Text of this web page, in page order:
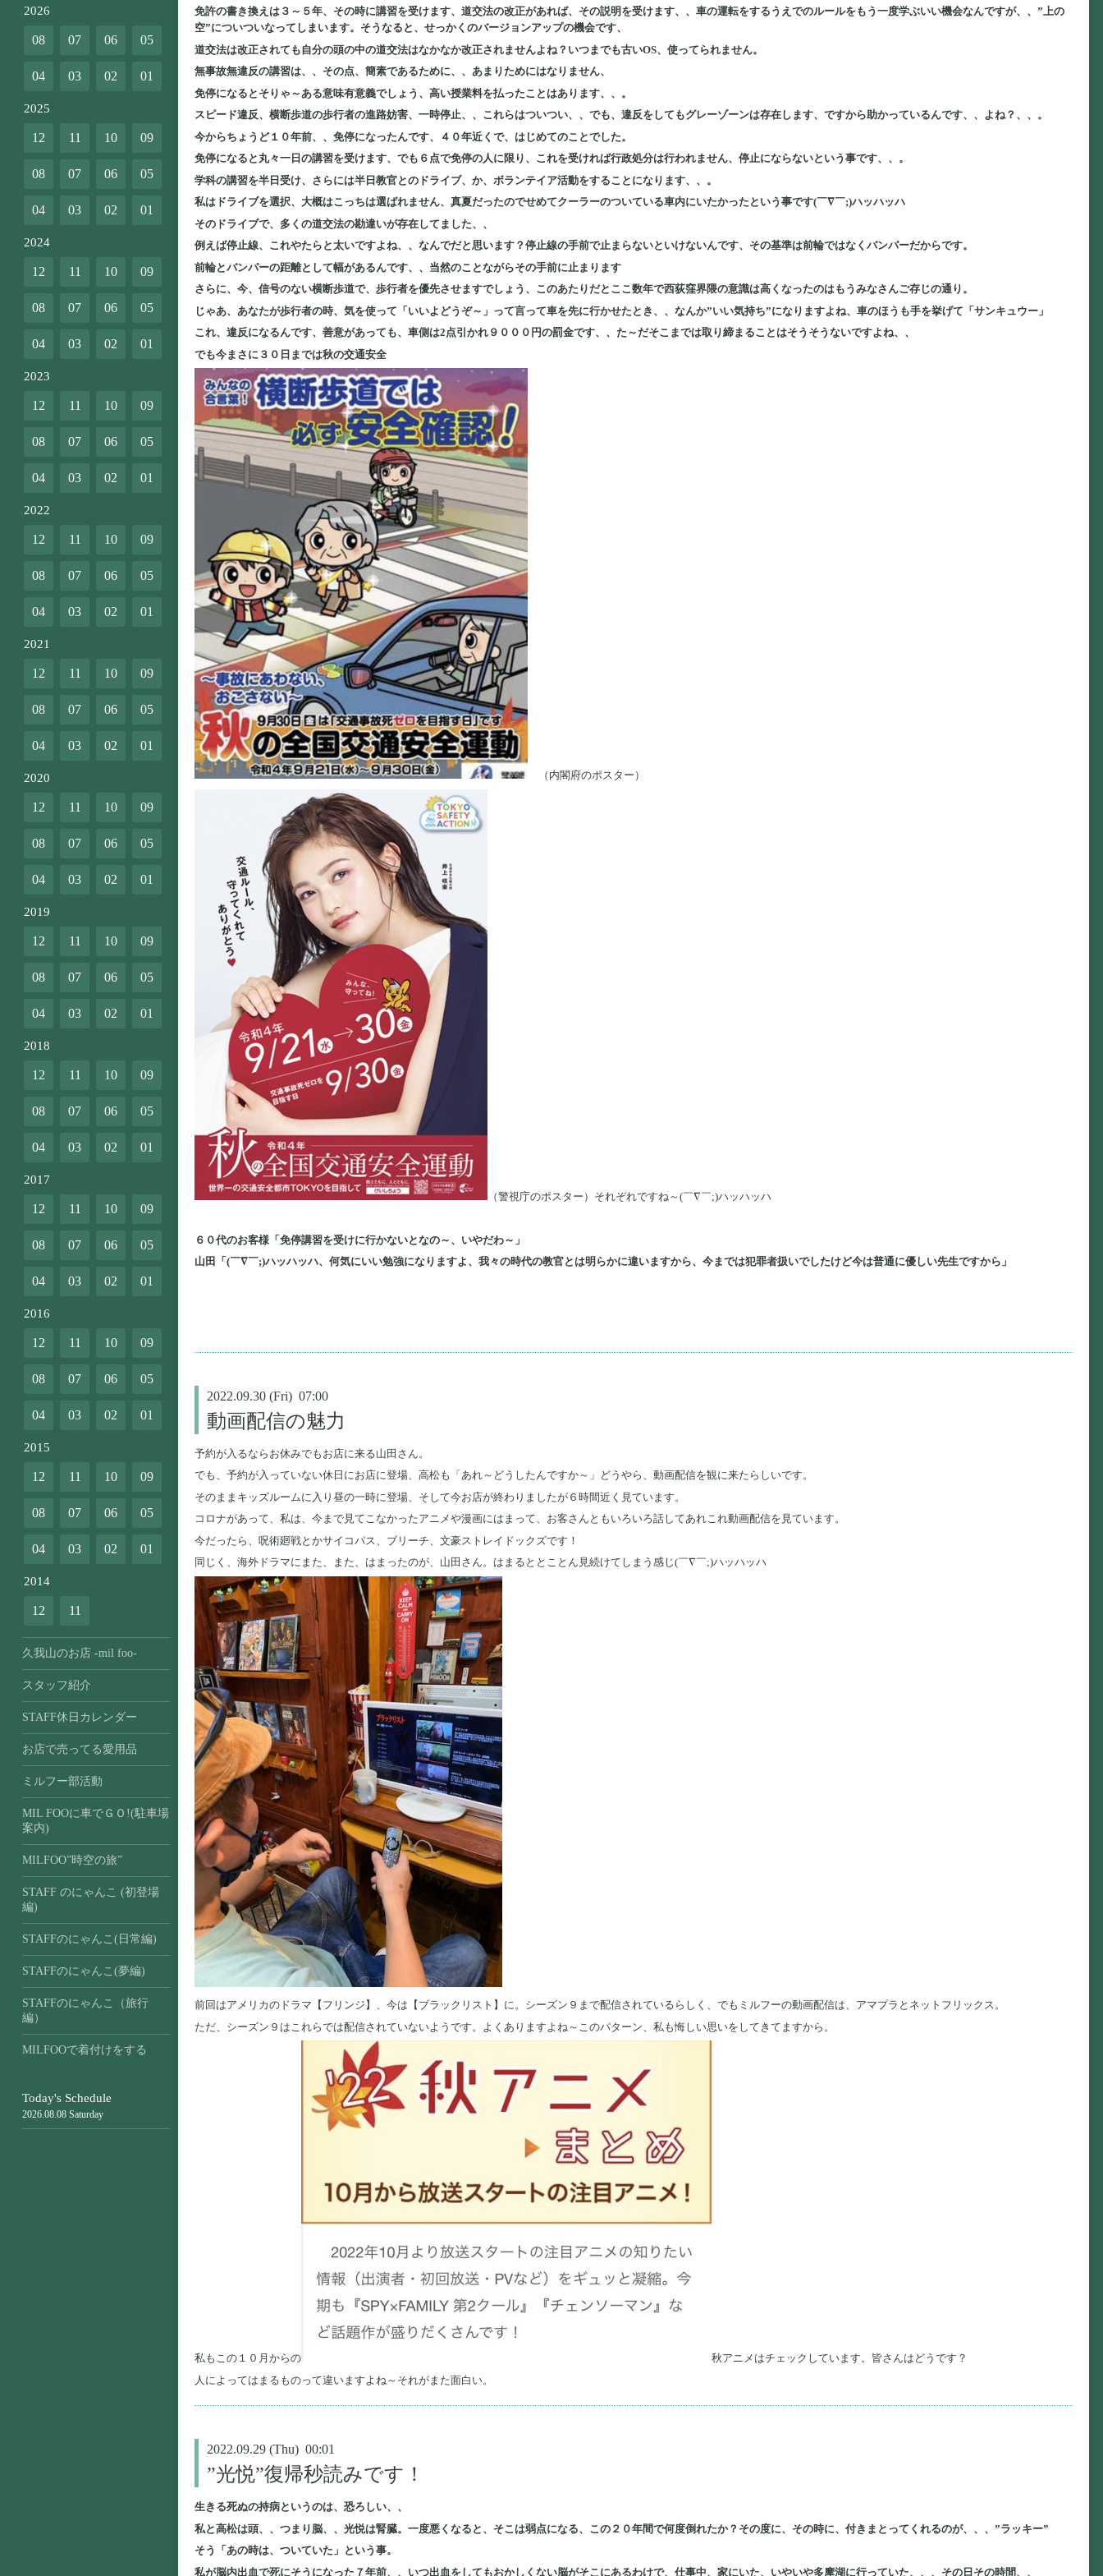
免許の書き換えは３～５年、その時に講習を受けます、道交法の改正があれば、その説明を受けます、、車の運転をするうえでのルールをもう一度学ぶいい機会なんですが、、”上の
空”についついなってしまいます。そうなると、せっかくのバージョンアップの機会です、
道交法は改正されても自分の頭の中の道交法はなかなか改正されませんよね？いつまでも古いOS、使ってられません。
無事故無違反の講習は、、その点、簡素であるために、、あまりためにはなりません、
免停になるとそりゃ～ある意味有意義でしょう、高い授業料を払ったことはあります、、。
スピード違反、横断歩道の歩行者の進路妨害、一時停止、、これらはついつい、、でも、違反をしてもグレーゾーンは存在します、ですから助かっているんです、、よね？、、。
今からちょうど１０年前、、免停になったんです、４０年近くで、はじめてのことでした。
免停になると丸々一日の講習を受けます、でも６点で免停の人に限り、これを受ければ行政処分は行われません、停止にならないという事です、、。
学科の講習を半日受け、さらには半日教官とのドライブ、か、ボランテイア活動をすることになります、、。
私はドライブを選択、大概はこっちは選ばれません、真夏だったのでせめてクーラーのついている車内にいたかったという事です(￣∇￣;)ハッハッハ
そのドライブで、多くの道交法の勘違いが存在してました、、
例えば停止線、これやたらと太いですよね、、なんでだと思います？停止線の手前で止まらないといけないんです、その基準は前輪ではなくバンパーだからです。
前輪とバンパーの距離として幅があるんです、、当然のことながらその手前に止まります
さらに、今、信号のない横断歩道で、歩行者を優先させますでしょう、このあたりだとここ数年で西荻窪界隈の意識は高くなったのはもうみなさんご存じの通り。
じゃあ、あなたが歩行者の時、気を使って「いいよどうぞ～」って言って車を先に行かせたとき、、なんか”いい気持ち”になりますよね、車のほうも手を挙げて「サンキュウー」
これ、違反になるんです、善意があっても、車側は2点引かれ９０００円の罰金です、、た～だそこまでは取り締まることはそうそうないですよね、、
でも今まさに３０日までは秋の交通安全
（内閣府のポスター）
（警視庁のポスター）それぞれですね～(￣∇￣;)ハッハッハ
６０代のお客様「免停講習を受けに行かないとなの～、いやだわ～」
山田「(￣∇￣;)ハッハッハ、何気にいい勉強になりますよ、我々の時代の教官とは明らかに違いますから、今までは犯罪者扱いでしたけど今は普通に優しい先生ですから」
2022.09.30 (Fri) 07:00
動画配信の魅力
予約が入るならお休みでもお店に来る山田さん。
でも、予約が入っていない休日にお店に登場、高松も「あれ～どうしたんですか～」どうやら、動画配信を観に来たらしいです。
そのままキッズルームに入り昼の一時に登場、そして今お店が終わりましたが６時間近く見ています。
コロナがあって、私は、今まで見てこなかったアニメや漫画にはまって、お客さんともいろいろ話してあれこれ動画配信を見ています。
今だったら、呪術廻戦とかサイコパス、ブリーチ、文豪ストレイドックズです！
同じく、海外ドラマにまた、また、はまったのが、山田さん。はまるととことん見続けてしまう感じ(￣∇￣;)ハッハッハ
前回はアメリカのドラマ【フリンジ】、今は【ブラックリスト】に。シーズン９まで配信されているらしく、でもミルフーの動画配信は、アマプラとネットフリックス。
ただ、シーズン９はこれらでは配信されていないようです。よくありますよね～このパターン、私も悔しい思いをしてきてますから。
私もこの１０月からの
秋アニメはチェックしています。皆さんはどうです？
人によってはまるものって違いますよね～それがまた面白い。
2022.09.29 (Thu) 00:01
”光悦”復帰秒読みです！
生きる死ぬの持病というのは、恐ろしい、、
私と高松は頭、、つまり脳、、光悦は腎臓。一度悪くなると、そこは弱点になる、この２０年間で何度倒れたか？その度に、その時に、付きまとってくれるのが、、、”ラッキー”
そう「あの時は、ついていた」という事。
私が脳内出血で死にそうになった７年前、、いつ出血をしてもおかしくない脳がそこにあるわけで、仕事中、家にいた、いやいや多摩湖に行っていた、、、その日その時間、、
2026
08 07 06 05
04 03 02 01
2025
12 11 10 09
08 07 06 05
04 03 02 01
2024
12 11 10 09
08 07 06 05
04 03 02 01
2023
12 11 10 09
08 07 06 05
04 03 02 01
2022
12 11 10 09
08 07 06 05
04 03 02 01
2021
12 11 10 09
08 07 06 05
04 03 02 01
2020
12 11 10 09
08 07 06 05
04 03 02 01
2019
12 11 10 09
08 07 06 05
04 03 02 01
2018
12 11 10 09
08 07 06 05
04 03 02 01
2017
12 11 10 09
08 07 06 05
04 03 02 01
2016
12 11 10 09
08 07 06 05
04 03 02 01
2015
12 11 10 09
08 07 06 05
04 03 02 01
2014
12 11
久我山のお店 -mil foo-
スタッフ紹介
STAFF休日カレンダー
お店で売ってる愛用品
ミルフー部活動
MIL FOOに車でＧＯ!(駐車場
案内)
MILFOO”時空の旅”
STAFF のにゃんこ (初登場
編)
STAFFのにゃんこ(日常編)
STAFFのにゃんこ(夢編)
STAFFのにゃんこ（旅行
編）
MILFOOで着付けをする
Today's Schedule
2026.08.08 Saturday